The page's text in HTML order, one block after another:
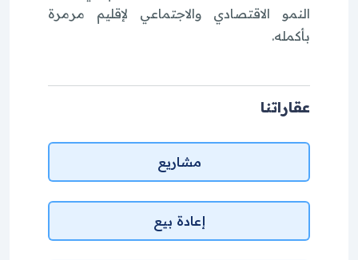
النمو الاقتصادي والاجتماعي لإقليم مرمرة
بأكمله.
عقاراتنا
مشاريع
إعادة بيع